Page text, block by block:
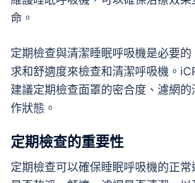
命。
定期檢查與清潔睡眠呼吸機是必要
求和舒適度來檢查和清潔呼吸機。
建議定期檢查面罩的密合度、濾網
作狀態。
定期檢查的重要性
定期檢查可以確保睡眠呼吸機的正